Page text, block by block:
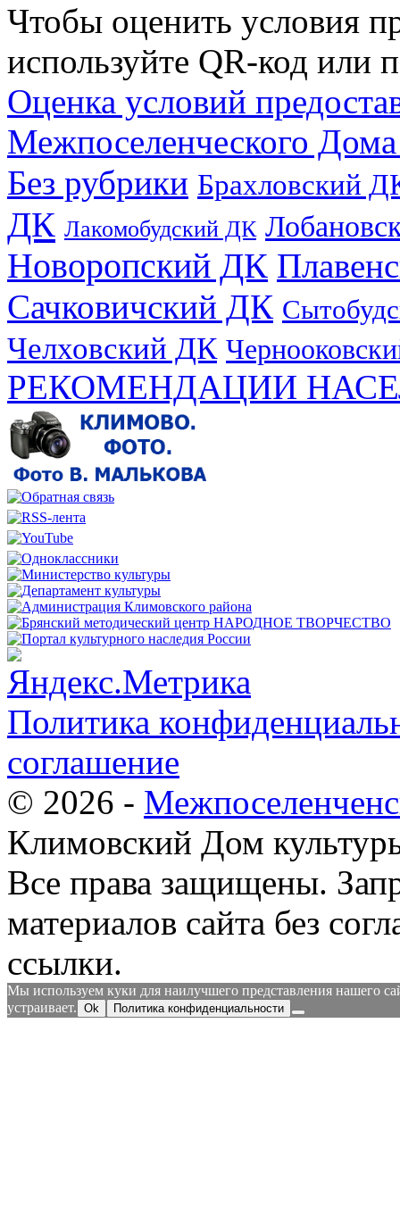
Чтобы оценить условия
используйте QR-код или
Оценка условий
Межпоселенческого
Без рубрики Брахловский
ДК Лакомобудский ДК
Новоропский ДК
Сачковичский ДК
Челховский ДК
РЕКОМЕНДАЦИИ
Политика
соглашение
© 2026 -
Климовский Дом
Все права защищены.
материалов сайта без
ссылки.
Мы используем куки для наилучшего представления нашего
устраивает. Ok Политика конфиденциальности